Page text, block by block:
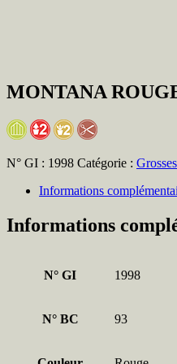
MONTANA
N° GI : 1998 Catégorie :
Informations
Informations
N° GI 1998
N° BC 93